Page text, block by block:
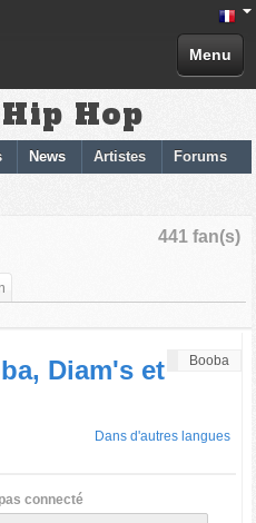
Menu
Hop
News Artistes Forums
441 fan(s)
Booba
Diam's et
Dans d'autres langues
connecté